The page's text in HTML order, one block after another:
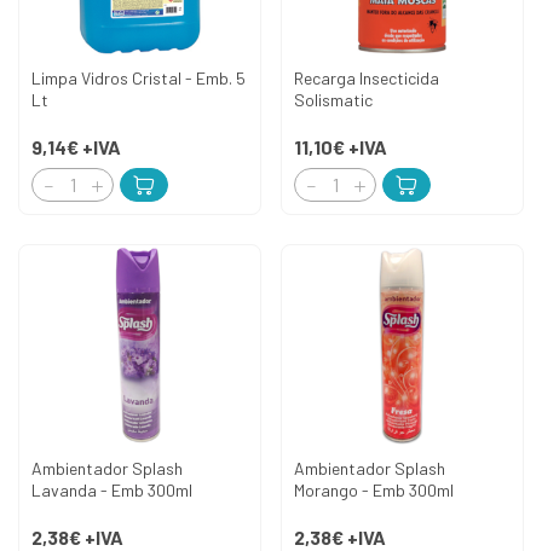
Limpa Vidros Cristal - Emb. 5
Lt
9,14€ +IVA
Recarga Insecticida
Solismatic
11,10€ +IVA
Ambientador Splash
Lavanda - Emb 300ml
2,38€ +IVA
Ambientador Splash
Morango - Emb 300ml
2,38€ +IVA